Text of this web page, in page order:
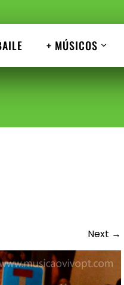
+ MÚSICOS
Next →